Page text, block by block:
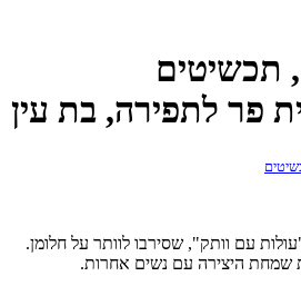
תכשיטים
פר לתפירה, בת עין
עם וותק", שסירבו לוותר על חלומן.
שמחת היצירה עם נשים אחרות.